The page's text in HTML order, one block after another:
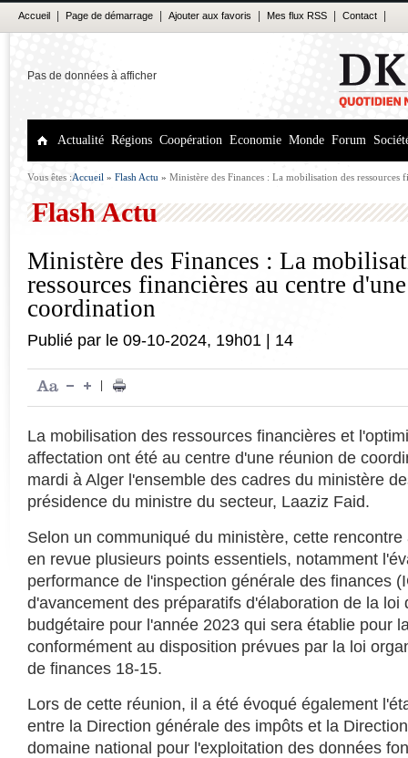
Accueil Page de démarrage Ajouter aux favoris Mes flux RSS Contact
Pas de données à afficher
Actualité Régions Coopération Economie Monde Forum
Vous êtes :Accueil » Flash Actu » Ministère des Finances : La mobilisation des ressources
Flash Actu
Ministère des Finances : La
ressources financières au centre
coordination
Publié par le 09-10-2024, 19h01 14
La mobilisation des ressources financières et
affectation ont été au centre d'une réunion de
mardi à Alger l'ensemble des cadres du ministère
présidence du ministre du secteur, Laaziz Faid.
Selon un communiqué du ministère, cette
en revue plusieurs points essentiels, notamment
performance de l'inspection générale des finances
d'avancement des préparatifs d'élaboration de la loi
budgétaire pour l'année 2023 qui sera établie pour
conformément au disposition prévues par la loi
de finances 18-15.
Lors de cette réunion, il a été évoqué également
entre la Direction générale des impôts et la
domaine national pour l'exploitation des données